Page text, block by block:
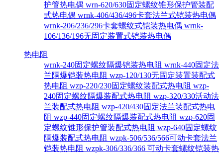
护管热电偶 wrn-620/630固定螺纹锥形保护管装配
式热电偶 wrnk-406/436/496卡套法兰式铠装热电偶
wrnk-206/236/296卡套螺纹式铠装热电偶 wrnk-
106/136/196无固定装置式铠装热电偶
热电阻
wrnk-240固定螺纹隔爆铠装热电阻 wrnk-440固定法
兰隔爆铠装热电阻 wzp-120/130无固定装置装配式
热电阻 wzp-220/230固定螺纹装配式热电阻 wzp-
240固定螺纹隔爆装配式热电阻 wzp-320/330活动法
兰装配式热电阻 wzp-420/430固定法兰装配式热电
阻 wzp-440固定螺纹隔爆装配式热电阻 wzp-620固
定螺纹锥形保护管装配式热电阻 wzp-640固定螺纹
隔爆装配式热电阻 wzpk-506/536/566可动卡套法兰
铠装热电阻 wzpk-306/336/366 可动卡套螺纹铠装热